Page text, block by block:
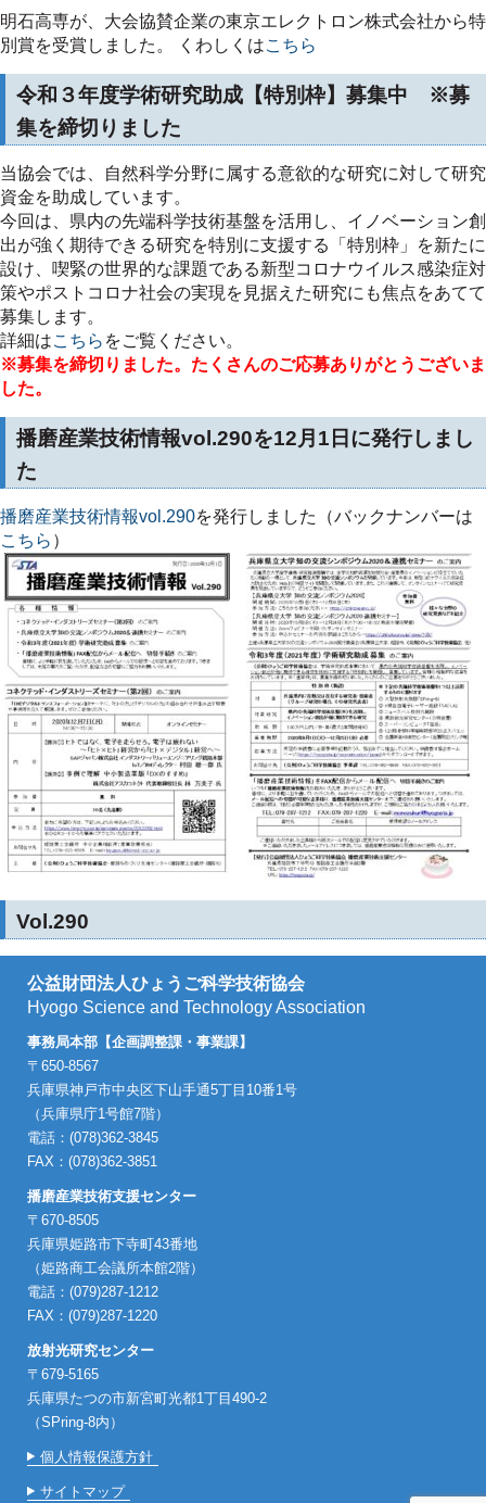
明石高専が、大会協賛企業の東京エレクトロン株式会社から特
別賞を受賞しました。 くわしくはこちら
令和３年度学術研究助成【特別枠】募集中 ※募
集を締切りました
当協会では、自然科学分野に属する意欲的な研究に対して研究
資金を助成しています。
今回は、県内の先端科学技術基盤を活用し、イノベーション創
出が強く期待できる研究を特別に支援する「特別枠」を新たに
設け、喫緊の世界的な課題である新型コロナウイルス感染症対
策やポストコロナ社会の実現を見据えた研究にも焦点をあてて
募集します。
詳細はこちら をご覧ください。
※募集を締切りました。たくさんのご応募ありがとうございま
した。
播磨産業技術情報vol.290を12月1日に発行しまし
た
播磨産業技術情報vol.290を発行しました（バックナンバーは
こちら ）
Vol.290
公益財団法人ひょうご科学技術協会
Hyogo Science and Technology Association
事務局本部【企画調整課・事業課】
〒650-8567
兵庫県神戸市中央区下山手通5丁目10番1号
（兵庫県庁1号館7階）
電話：(078)362-3845
FAX：(078)362-3851
播磨産業技術支援センター
〒670-8505
兵庫県姫路市下寺町43番地
（姫路商工会議所本館2階）
電話：(079)287-1212
FAX：(079)287-1220
放射光研究センター
〒679-5165
兵庫県たつの市新宮町光都1丁目490-2
（SPring-8内）
個人情報保護方針
サイトマップ